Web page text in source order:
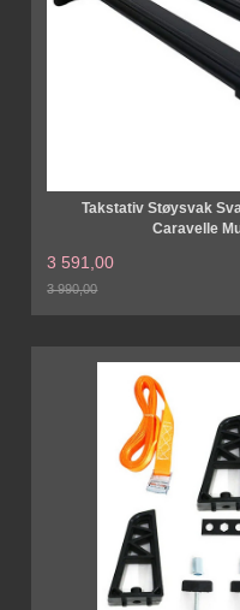
Takstativ Støysvak
Caravelle
3 591,00
3 990,00